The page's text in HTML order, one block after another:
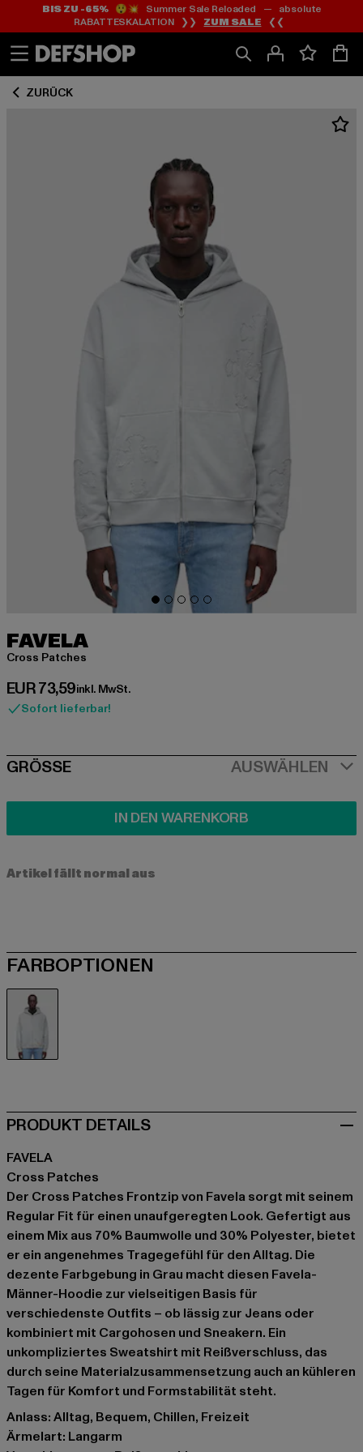
Zum
Inhalt
springen
Zum
Fußzeile
springen
BIS ZU -65%😲💥 Summer Sale Reloaded — absolute
RABATTESKALATION ❯❯ ZUM SALE ❮❮
ZURÜCK
FAVELA
Cross Patches
EUR 73,59
Derzeitiger Preis: EUR 73,59
inkl. MwSt.
Sofort lieferbar!
SIZE
GRÖSSE AUSWÄHLEN
IN DEN WARENKORB
Artikel fällt normal aus
FARBOPTIONEN
PRODUKT DETAILS
FAVELA
Cross Patches
Der Cross Patches Frontzip von Favela sorgt mit seinem
Regular Fit für einen unaufgeregten Look. Gefertigt aus
einem Mix aus 70% Baumwolle und 30% Polyester, bietet
er ein angenehmes Tragegefühl für den Alltag. Die
dezente Farbgebung in Grau macht diesen Favela-
Männer-Hoodie zur vielseitigen Basis für
verschiedenste Outfits – ob lässig zur Jeans oder
kombiniert mit Cargohosen und Sneakern. Ein
unkompliziertes Sweatshirt mit Reißverschluss, das
durch seine Materialzusammensetzung auch an kühleren
Tagen für Komfort und Formstabilität steht.
Anlass: Alltag, Bequem, Chillen, Freizeit
Ärmelart: Langarm